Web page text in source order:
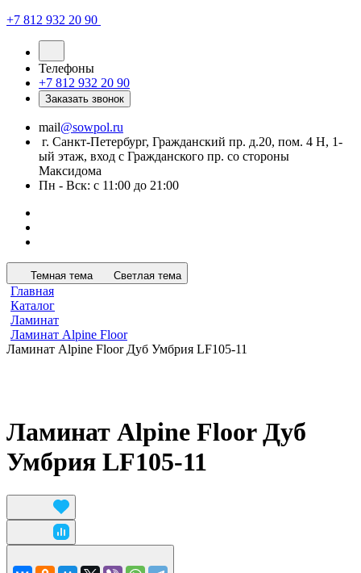
+7 812 932 20 90
Телефоны
+7 812 932 20 90
Заказать звонок
mail@sowpol.ru
г. Санкт-Петербург, Гражданский пр. д.20, пом. 4 Н, 1-
ый этаж, вход с Гражданского пр. со стороны
Максидома
Пн - Вск: с 11:00 до 21:00
Темная тема Светлая тема
Главная
Каталог
Ламинат
Ламинат Alpine Floor
Ламинат Alpine Floor Дуб Умбрия LF105-11
Ламинат Alpine Floor Дуб
Умбрия LF105-11